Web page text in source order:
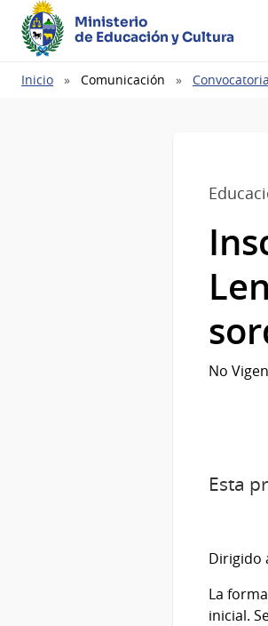
Ministerio
de Educación y Cultura
Ruta
Inicio Comunicación
No
Esta
Dirigido
La
inicial.